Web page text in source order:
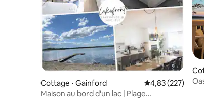
Cottage ⋅ Gainford Évaluation
4,83 (227)
Maison au bord d'un lac | Plage